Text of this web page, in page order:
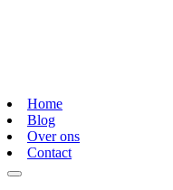
Home
Blog
Over ons
Contact